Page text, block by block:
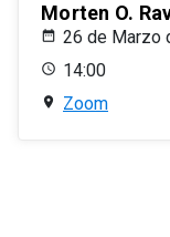
Morten O.
26 de Marzo
14:00
Zoom